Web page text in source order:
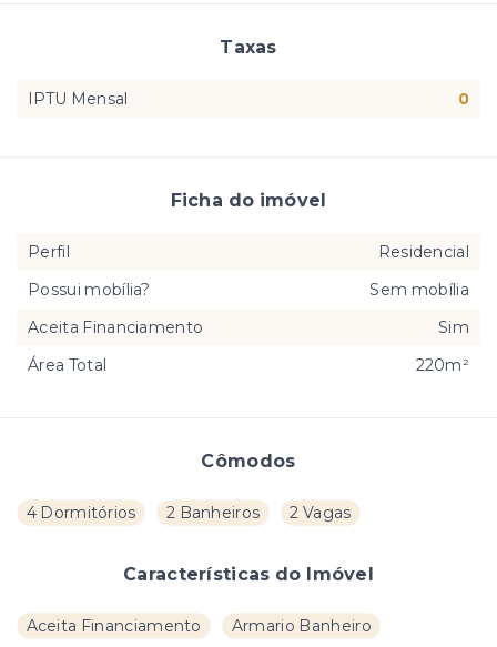
Cômodos
4 Dormitórios 2 Banheiros 2 Vagas
Características do Imóvel
Aceita Financiamento
Armario Banheiro
Taxas
IPTU Mensal 0
Ficha do imóvel
Perfil
Residencial
Possui mobília?
Sem mobília
Aceita Financiamento
Sim
Área Total
220m²